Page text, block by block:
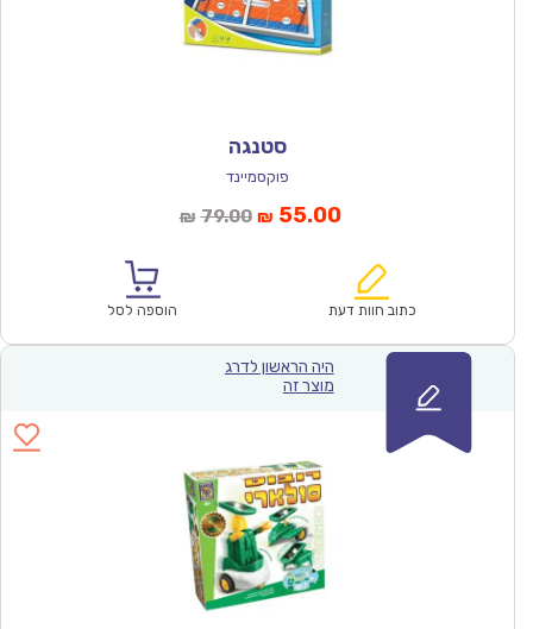
סטנגה
פוקסמיינד
₪ 79.00המחיר
₪79.00.
₪ 55.00המחיר
הוא:
כתוב חוות דעת הוספה לסל
היה הראשון לדרג
מוצר זה